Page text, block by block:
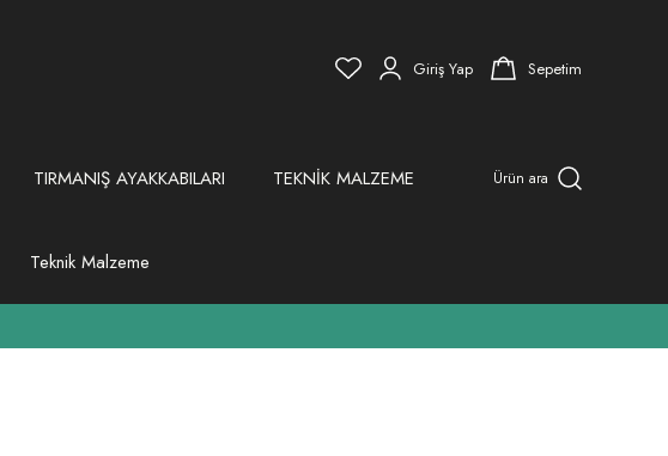
Giriş Yap Sepetim
TIRMANIŞ AYAKKABILARI TEKNİK MALZEME
Teknik Malzeme
Ürün ara